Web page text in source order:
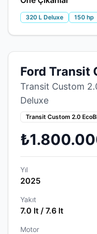
320 L Deluxe 150 hp
Ford Transit
Transit Custom
Deluxe
Transit Custom 2.0
Yıl
2025
Yakıt
7.0 lt / 7.6 lt
Motor